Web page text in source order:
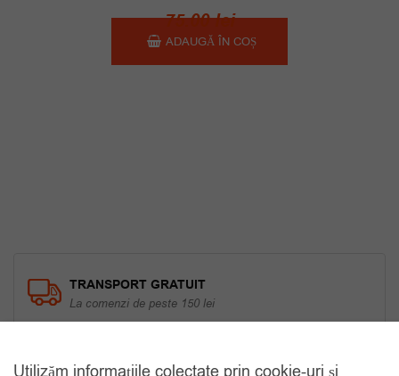
75.00lei
ADAUGĂ ÎN COȘ
TRANSPORT GRATUIT
La comenzi de peste 150 lei
RETUR 30 ZILE
Utilizăm informațiile colectate prin cookie-uri și